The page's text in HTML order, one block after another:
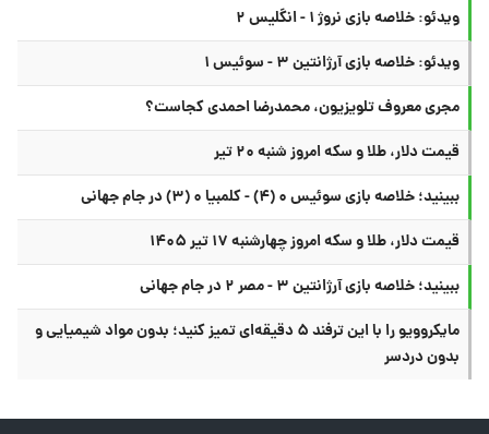
ویدئو: خلاصه بازی نروژ ۱ - انگلیس ۲
ویدئو: خلاصه بازی آرژانتین ۳ - سوئیس ۱
مجری معروف تلویزیون، محمدرضا احمدی کجاست؟
قیمت دلار، طلا و سکه امروز شنبه ۲۰ تیر
ببینید؛ خلاصه بازی سوئیس ۰ (۴) - کلمبیا ۰ (۳) در جام جهانی
قیمت دلار، طلا و سکه امروز چهارشنبه ۱۷ تیر ۱۴۰۵
ببینید؛ خلاصه بازی آرژانتین ۳ - مصر ۲ در جام جهانی
مایکروویو را با این ترفند ۵ دقیقه‌ای تمیز کنید؛ بدون مواد شیمیایی و
بدون دردسر